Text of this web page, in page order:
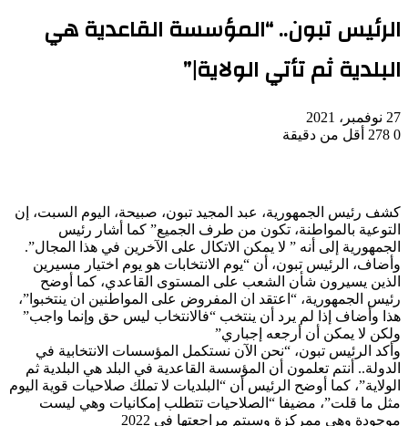
الرئيس تبون.. “المؤسسة القاعدية هي
البلدية ثم تأتي الولاية|”
27 نوفمبر، 2021
0
أقل من دقيقة
كشف رئيس الجمهورية، عبد المجيد تبون، صبيحة، اليوم السبت، إن
التوعية بالمواطنة، تكون من طرف الجميع” كما أشار رئيس
الجمهورية إلى أنه ” لا يمكن الاتكال على الآخرين في هذا المجال”.
وأضاف، الرئيس تبون، أن “يوم الانتخابات هو يوم اختيار مسيرين
الذين يسيرون شأن الشعب على المستوى القاعدي، كما أوضح
رئيس الجمهورية، “اعتقد ان المفروض على المواطنين ان ينتخبوا”،
هذا وأضاف إذا لم يرد أن ينتخب “فالانتخاب ليس حق وإنما واجب”
ولكن لا يمكن أن أرجعه إجباري”
وأكد الرئيس تبون، “نحن الآن نستكمل المؤسسات الانتخابية في
الدولة.. أنتم تعلمون أن المؤسسة القاعدية في البلد هي البلدية ثم
الولاية”، كما أوضح الرئيس أن “البلديات لا تملك صلاحيات قوية اليوم
مثل ما قلت”، مضيفا “الصلاحيات تتطلب إمكانيات وهي ليست
موجودة وهي ممركزة وسيتم مراجعتها في 2022